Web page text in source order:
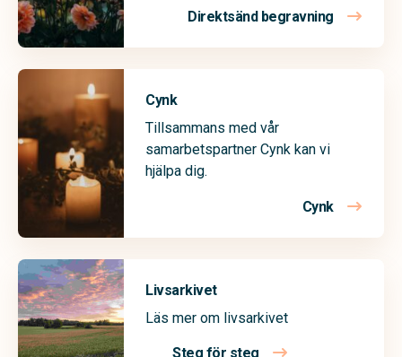
Direktsänd begravning
Cynk
Tillsammans med vår
samarbetspartner Cynk kan vi
hjälpa dig.
Cynk
Livsarkivet
Läs mer om livsarkivet
Steg för steg